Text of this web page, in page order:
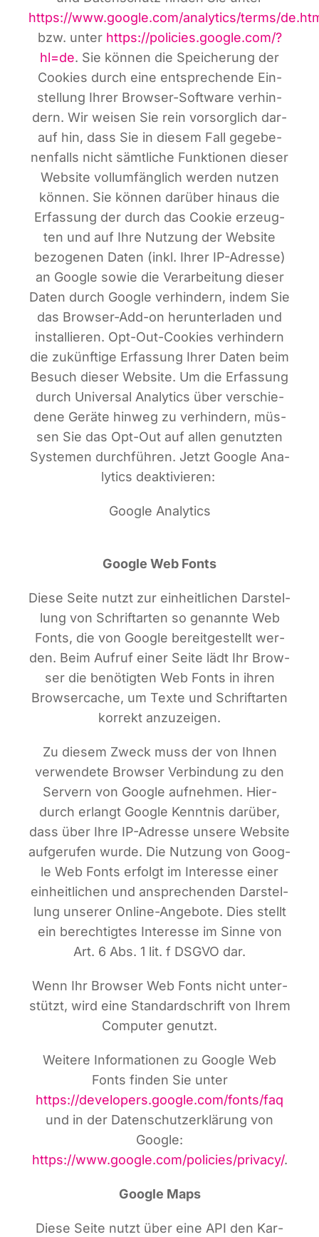
https://www.google.com/analytics/terms/
bzw. unter https://policies.google.com/?
hl=de. Sie kön­nen die Spei­che­rung der
Coo­kies durch eine ent­spre­chen­de Ein­
stel­lung Ihrer Brow­ser-Soft­ware ver­hin­
dern. Wir wei­sen Sie rein vor­sorg­lich dar­
auf hin, dass Sie in die­sem Fall gege­be­
nen­falls nicht sämt­li­che Funk­tio­nen die­ser
Web­site voll­um­fäng­lich wer­den nut­zen
kön­nen. Sie kön­nen dar­über hin­aus die
Erfas­sung der durch das Coo­kie erzeug­
ten und auf Ihre Nut­zung der Web­site
bezo­ge­nen Daten (inkl. Ihrer IP-Adres­se)
an Goog­le sowie die Ver­ar­bei­tung die­ser
Daten durch Goog­le ver­hin­dern, indem Sie
das Brow­ser-Add-on her­un­ter­la­den und
instal­lie­ren. Opt-Out-Coo­kies ver­hin­dern
die zukünf­ti­ge Erfas­sung Ihrer Daten beim
Besuch die­ser Web­site. Um die Erfas­sung
durch Uni­ver­sal Ana­ly­tics über ver­schie­
de­ne Gerä­te hin­weg zu ver­hin­dern, müs­
sen Sie das Opt-Out auf allen genutz­ten
Sys­te­men durch­füh­ren. Jetzt Goog­le Ana­
ly­tics deaktivieren:
Google Analytics
Goog­le Web Fonts
Die­se Sei­te nutzt zur ein­heit­li­chen Dar­stel­
lung von Schrift­ar­ten so genann­te Web
Fonts, die von Goog­le bereit­ge­stellt wer­
den. Beim Auf­ruf einer Sei­te lädt Ihr Brow­
ser die benö­tig­ten Web Fonts in ihren
Brow­ser­cache, um Tex­te und Schrift­ar­ten
kor­rekt anzuzeigen.
Zu die­sem Zweck muss der von Ihnen
ver­wen­de­te Brow­ser Ver­bin­dung zu den
Ser­vern von Goog­le auf­neh­men. Hier­
durch erlangt Goog­le Kennt­nis dar­über,
dass über Ihre IP-Adres­se unse­re Web­site
auf­ge­ru­fen wur­de. Die Nut­zung von Goog­
le Web Fonts erfolgt im Inter­es­se einer
ein­heit­li­chen und anspre­chen­den Dar­stel­
lung unse­rer Online-Ange­bo­te. Dies stellt
ein berech­tig­tes Inter­es­se im Sin­ne von
Art. 6 Abs. 1 lit. f DSGVO dar.
Wenn Ihr Brow­ser Web Fonts nicht unter­
stützt, wird eine Stan­dard­schrift von Ihrem
Com­pu­ter genutzt.
Wei­te­re Infor­ma­tio­nen zu Goog­le Web
Fonts fin­den Sie unter
https://developers.google.com/fonts/faq
und in der Daten­schutz­er­klä­rung von
Goog­le:
https://www.google.com/policies/privacy/.
Goog­le Maps
Die­se Sei­te nutzt über eine API den Kar­